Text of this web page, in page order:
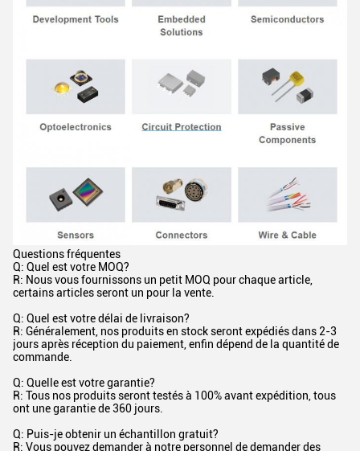
Questions fréquentes
Q: Quel est votre MOQ?
R: Nous vous fournissons un petit MOQ pour chaque article,
certains articles seront un pour la vente.
Q: Quel est votre délai de livraison?
R: Généralement, nos produits en stock seront expédiés dans 2-3
jours après réception du paiement, enfin dépend de la quantité de
commande.
Q: Quelle est votre garantie?
R: Tous nos produits seront testés à 100% avant expédition, tous
ont une garantie de 360 jours.
Q: Puis-je obtenir un échantillon gratuit?
R: Vous pouvez demander à notre personnel de demander des